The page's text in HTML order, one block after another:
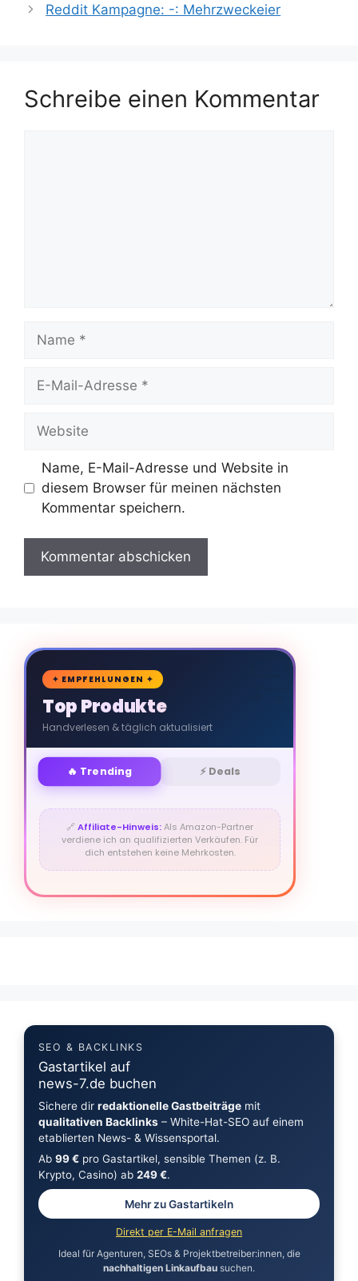
Reddit Kampagne: -: Mehrzweckeier
Schreibe einen Kommentar
Mail-
Name, E-Mail-Adresse und Website in
diesem Browser für meinen nächsten
Kommentar speichern.
🛒
✦ EMPFEHLUNGEN ✦
Top Produkte
Handverlesen & täglich aktualisiert
🔥 Trending ⚡ Deals
🔗Affiliate-Hinweis:Als Amazon-Partner
verdiene ich an qualifizierten Verkäufen. Für
dich entstehen keine Mehrkosten.
SEO & BACKLINKS
Gastartikel auf
news-7.de buchen
Sichere dir redaktionelle Gastbeiträgemit
qualitativen Backlinks– White-Hat-SEO auf einem
etablierten News- & Wissensportal.
Ab 99 €pro Gastartikel, sensible Themen (z. B.
Krypto, Casino) ab 249 €.
Mehr zu Gastartikeln
Direkt per E-Mail anfragen
Ideal für Agenturen, SEOs & Projektbetreiber:innen, die
nachhaltigen Linkaufbau suchen.